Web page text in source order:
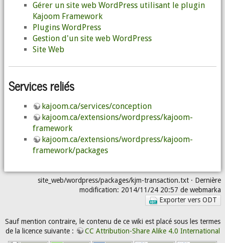
Gérer un site web WordPress utilisant le plugin
Kajoom Framework
Plugins WordPress
Gestion d'un site web WordPress
Site Web
Services reliés
kajoom.ca/services/conception
kajoom.ca/extensions/wordpress/kajoom-
framework
kajoom.ca/extensions/wordpress/kajoom-
framework/packages
site_web/wordpress/packages/kjm-transaction.txt · Dernière
modification: 2014/11/24 20:57 de webmarka
Exporter vers ODT
Sauf mention contraire, le contenu de ce wiki est placé sous les termes
de la licence suivante :
CC Attribution-Share Alike 4.0 International